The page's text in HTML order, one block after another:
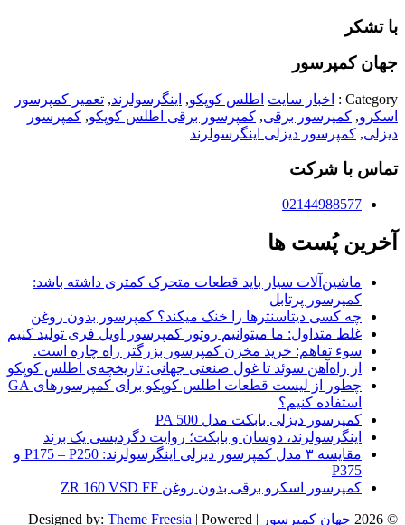
با تشکر
جهان کمپرسور
Category : اخبار سایت اطلس کوپکو, اینگرسولرند, تعمیر کمپرسور
اسکرو, کمپرسور برقی, کمپرسور برقی اطلس کوپکو, کمپرسور
دیزلی, کمپرسور دیزلی اینگرسولرند
تماس با شرکت
02144988577
آخرین پُست ها
ماشین‌آلات سیار باید قطعات متحرک کمتری داشته باشد:
کمپرسور پرتابل
چه کسی دیتاسنترها را خنک میکند؟ کمپرسور بدون روغن
غلط متداول: ما میتوانیم روتور کمپرسور اویل فری تولید کنیم
سوء تفاهم: خرید مخزن کمپرسور بزرگتر راه چاره است.
از راه‌آهن سوئد تا غول صنعتی جهانی: تاریخچه‌ی اطلس کوپکو
چطور از لیست قطعات اطلس کوپکو برای کمپرسورهای GA
استفاده کنیم؟
کمپرسور دیزلی بابکت مدل PA 500
اینگرسولرند، دوسان و بابکت؛‌ روایت دگردیسی یک برند
مقایسه ۳ مدل کمپرسور دیزلی اینگرسولرند: P175 – P250 و
P375
کمپرسور اسکرو برقی بدون روغن ZR 160 VSD FF
© 2026 جهان کمپرسور | Designed by:
Theme Freesia | Powered